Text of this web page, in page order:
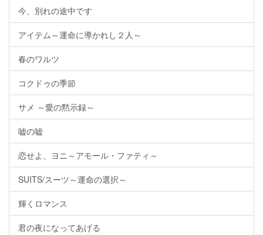
今、別れの途中です
アイテム～運命に導かれし２人～
春のワルツ
コクドゥの季節
サメ ～愛の黙示録～
嘘の嘘
恋せよ、ヨニ～アモール・ファティ～
SUITS/スーツ～運命の選択～
輝くロマンス
君の夜になってあげる